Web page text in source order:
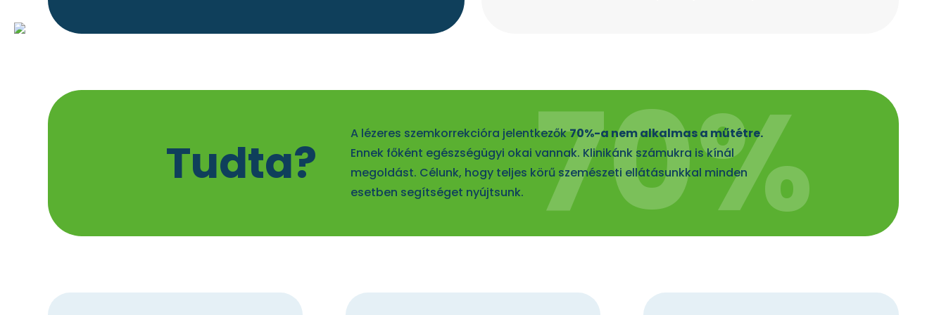
Tudta?
A lézeres szemkorrekcióra jelentkezők70%-a nem alkalmas a műtétre.
Ennek főként egészségügyi okai vannak. Klinikánk számukra is kínál
megoldást. Célunk, hogy teljes körű szemészeti ellátásunkkal minden
esetben segítséget nyújtsunk.